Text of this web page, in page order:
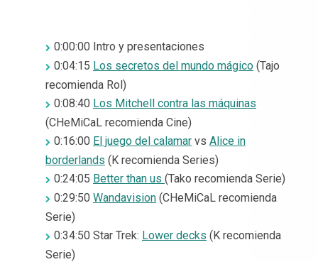
0:00:00 Intro y presentaciones
0:04:15 Los secretos del mundo mágico (Tajo
recomienda Rol)
0:08:40 Los Mitchell contra las máquinas
(CHeMiCaL recomienda Cine)
0:16:00 El juego del calamar vs Alice in
borderlands (K recomienda Series)
0:24:05 Better than us (Tako recomienda Serie)
0:29:50 Wandavision (CHeMiCaL recomienda
Serie)
0:34:50 Star Trek: Lower decks (K recomienda
Serie)